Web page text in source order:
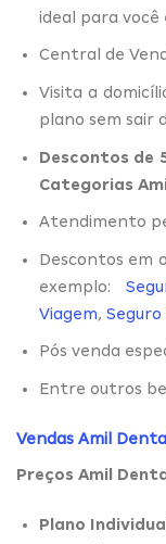
ideal para você
Central de
Visita a
plano sem sair
Descontos de
Categorias
Atendimento
Descontos em
exemplo:
Viagem, Seguro
Pós venda
Entre outros
Vendas Amil Dental
Preços Amil
Plano